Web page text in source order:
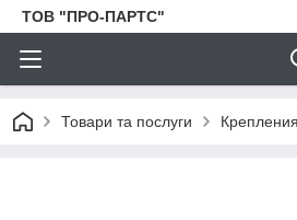
ТОВ "ПРО-ПАРТС"
Товари та послуги